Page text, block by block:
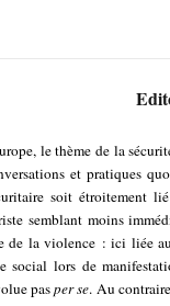
le thème de la
et pratiques
soit étroitement
semblant moins
de la violence : ici liée
social lors de
pasper se. Au